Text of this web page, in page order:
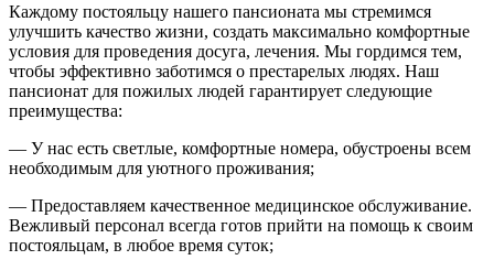
Каждому постояльцу нашего пансионата мы стремимся
улучшить качество жизни, создать максимально комфортные
условия для проведения досуга, лечения. Мы гордимся тем,
чтобы эффективно заботимся о престарелых людях. Наш
пансионат для пожилых людей гарантирует следующие
преимущества:
— У нас есть светлые, комфортные номера, обустроены всем
необходимым для уютного проживания;
— Предоставляем качественное медицинское обслуживание.
Вежливый персонал всегда готов прийти на помощь к своим
постояльцам, в любое время суток;